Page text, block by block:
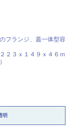
フランジ、 蓋一体型容
２３ｘ１４９ｘ４６ｍ
明